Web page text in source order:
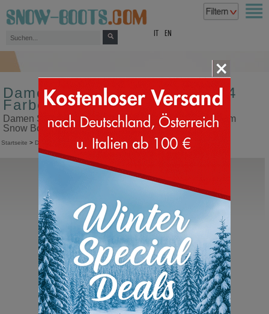
EN
Damen Schneestiefel Größe 44
Farbe blau
Damen Schneestiefel Größe 44 Farbe blau in unserem
Snow Boots Online Shop kaufen
Startseite > Damen Schneestiefel
Moon Boot®
Icon Low Nylon